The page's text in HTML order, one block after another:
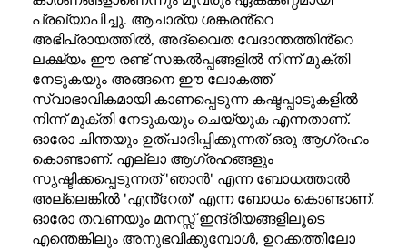
പ്രഖ്യാപിച്ചു. ആചാര്യ ശങ്കരൻ്റെ
അഭിപ്രായത്തിൽ, അദ്വൈത വേദാന്തത്തിൻ്റെ
ലക്ഷ്യം ഈ രണ്ട് സങ്കൽപ്പങ്ങളിൽ നിന്ന് മുക്തി
നേടുകയും അങ്ങനെ ഈ ലോകത്ത്
സ്വാഭാവികമായി കാണപ്പെടുന്ന കഷ്ടപ്പാടുകളിൽ
നിന്ന് മുക്തി നേടുകയും ചെയ്യുക എന്നതാണ്.
ഓരോ ചിന്തയും ഉത്പാദിപ്പിക്കുന്നത് ഒരു ആഗ്രഹം
കൊണ്ടാണ്. എല്ലാ ആഗ്രഹങ്ങളും
സൃഷ്ടിക്കപ്പെടുന്നത് 'ഞാൻ' എന്ന ബോധത്താൽ
അല്ലെങ്കിൽ 'എൻ്റേത്' എന്ന ബോധം കൊണ്ടാണ്.
ഓരോ തവണയും മനസ്സ് ഇന്ദ്രിയങ്ങളിലൂടെ
എന്തെങ്കിലും അനുഭവിക്കുമ്പോൾ, ഉറക്കത്തിലോ